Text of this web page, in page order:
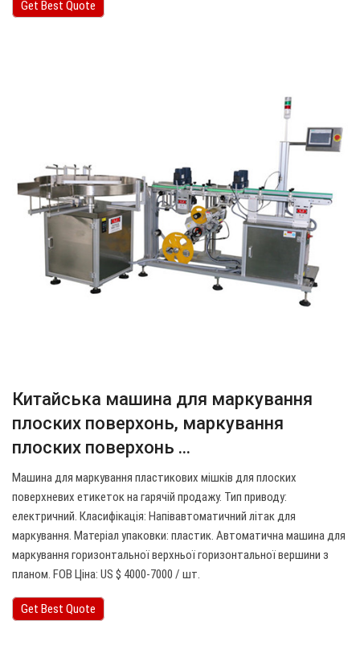
Get Best Quote
Китайська машина для маркування
плоских поверхонь, маркування
плоских поверхонь ...
Машина для маркування пластикових мішків для плоских
поверхневих етикеток на гарячій продажу. Тип приводу:
електричний. Класифікація: Напівавтоматичний літак для
маркування. Матеріал упаковки: пластик. Автоматична машина для
маркування горизонтальної верхньої горизонтальної вершини з
планом. FOB Ціна: US $ 4000-7000 / шт.
Get Best Quote